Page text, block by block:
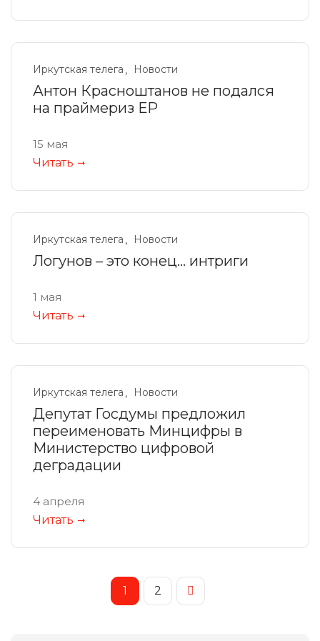
Иркутская телега Новости
Антон Красноштанов не подался
на праймериз ЕР
15 мая
Читать
Иркутская телега Новости
Логунов – это конец… интриги
1 мая
Читать
Иркутская телега Новости
Депутат Госдумы предложил
переименовать Минцифры в
Министерство цифровой
деградации
4 апреля
Читать
1 2